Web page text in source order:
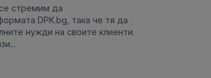
стремим да
DPK.bg, така че тя да
нужди на своите клиенти.